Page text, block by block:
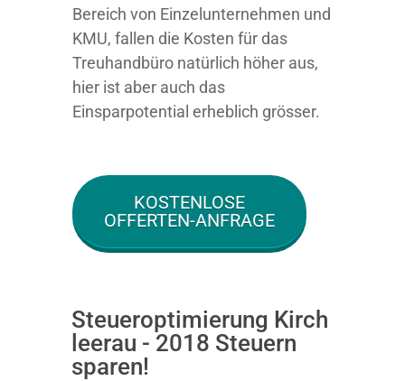
Bereich von Einzelunternehmen und
KMU, fallen die Kosten für das
Treuhandbüro natürlich höher aus,
hier ist aber auch das
Einsparpotential erheblich grösser.
KOSTENLOSE
OFFERTEN-ANFRAGE
Steueroptimierung Kirch
leerau - 2018 Steuern
sparen!